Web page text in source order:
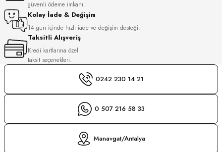
güvenli ödeme imkanı.
Kolay İade & Değişim
14 gün içinde hızlı iade ve değişim desteği.
Taksitli Alışveriş
Kredi kartlarına özel
taksit seçenekleri.
0242 230 14 21
0 507 216 58 33
Manavgat/Antalya